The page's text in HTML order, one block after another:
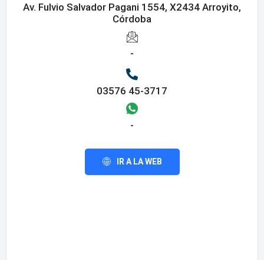
Av. Fulvio Salvador Pagani 1554, X2434 Arroyito,
Córdoba
-
03576 45-3717
-
IR A LA WEB